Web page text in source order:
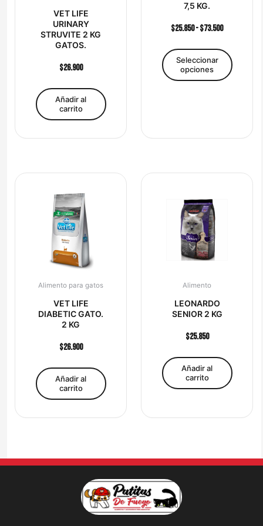
ferroso, sulfato de cobre, sulfato
selenito de sodio, yodato de
propionato de calcio,
antioxidante (BHA, BHT).
Formato
VET LIFE
URINARY
STRUVITE 2 KG
GATOS.
$26.900
Añadir al
carrito
7,5 KG.
$25.850-$73.500
Seleccionar
opciones
Alimento para gatos
VET LIFE
DIABETIC GATO.
2 KG
$26.900
Añadir al
carrito
Alimento
LEONARDO
SENIOR 2 KG
$25.850
Añadir al
carrito